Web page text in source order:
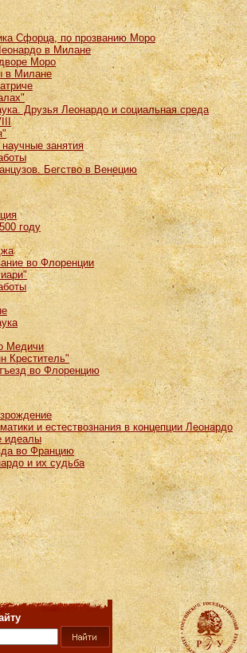
Сфорца, по прозванию Моро
в Милане
Моро
в Милане
Друзья Леонардо и социальная среда
занятия
Бегство в Венецию
году
во Флоренции
Медичи
Креститель"
во Флоренцию
и естествознания в концепции Леонардо
идеалы
во Францию
и их судьба